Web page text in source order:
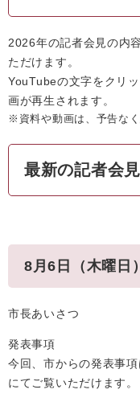
2026年の記者会見の内
ただけます。
YouTubeの文字をクリ
画が再生されます。
※資料や動画は、予告な
最新の記者会見
8月6日（木曜日
市長あいさつ
発表事項
今回、市からの発表事
にてご覧いただけます。